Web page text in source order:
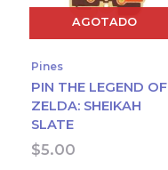
AGOTADO
Pines
PIN THE LEGEND OF
ZELDA: SHEIKAH
SLATE
$5.00